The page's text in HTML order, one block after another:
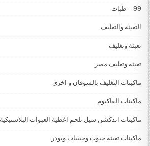
99 – طبات
التعبئة والتغليف
تعبئة وتغليف
تعبئة وتغليف مصر
ماكينات التغليف بالسوفان و اخري
ماكينات الفاكيوم
ماكينات اندكشن سيل تلحم اغطية العبوات البلاستيكية
ماكينات تعبئة حبوب وحبيبات وبودر